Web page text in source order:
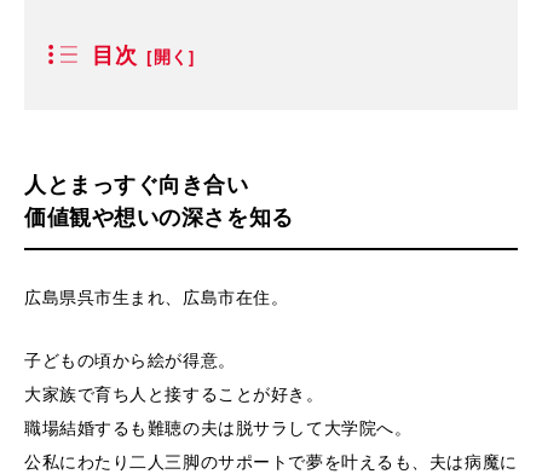
目次
人とまっすぐ向き合い
価値観や想いの深さを知る
広島県呉市生まれ、広島市在住。
子どもの頃から絵が得意。
大家族で育ち人と接することが好き。
職場結婚するも難聴の夫は脱サラして大学院へ。
公私にわたり二人三脚のサポートで夢を叶えるも、夫は病魔に